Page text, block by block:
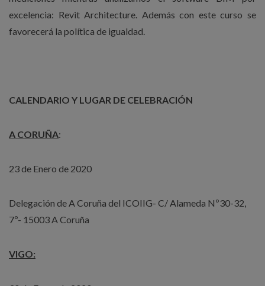
excelencia: Revit Architecture. Además con este curso se
favorecerá la política de igualdad.
CALENDARIO Y LUGAR DE CELEBRACIÓN
A CORUÑA:
23 de Enero de 2020
Delegación de A Coruña del ICOIIG- C/ Alameda Nº30-32,
7º- 15003 A Coruña
VIGO: